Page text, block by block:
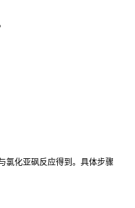
氯化亚砜反应得到。具体步骤